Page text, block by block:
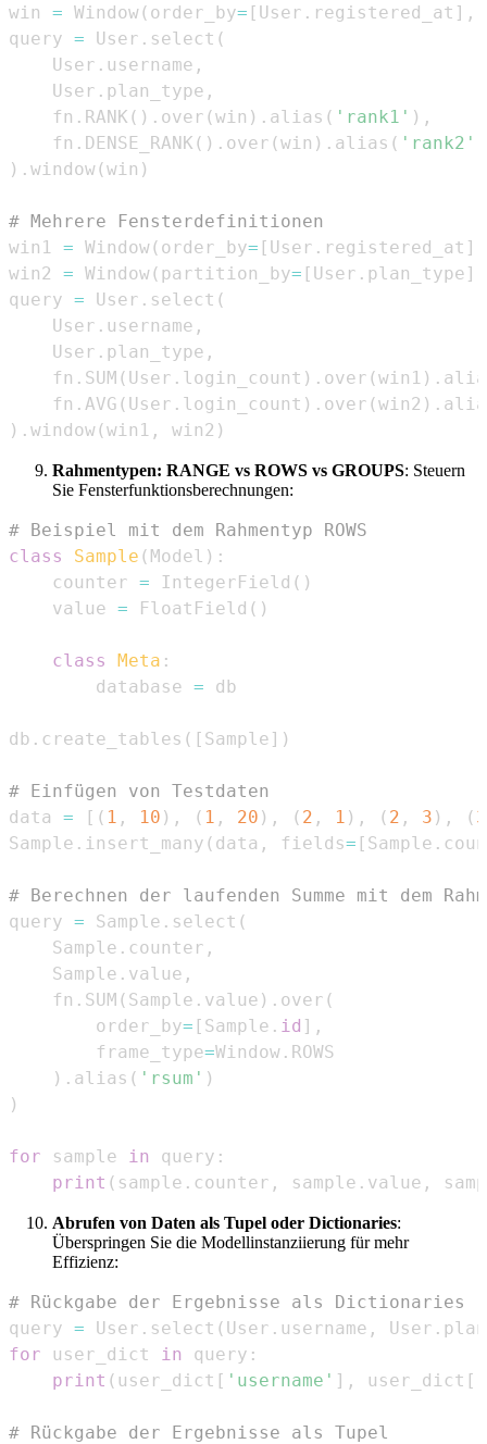
win = Window( order_by= [ User . registered_at ] ,
query = User . select (
    User
. username ,
    User
. plan_type ,
    fn
. RANK ( ) . over (win ) . alias ( 'rank1' ) ,
    fn
. DENSE_RANK ( ) . over (win ) . alias ( 'rank2'
) . window(win )
# Mehrere Fensterdefinitionen
win1 = Window( order_by= [ User . registered_at ]
win2 = Window( partition_by= [ User . plan_type ]
query = User . select (
    User
. username ,
    User
. plan_type ,
    fn
. SUM ( User . login_count ) . over (win1 ) .
    fn
. AVG ( User . login_count ) . over (win2 ) .
) . window(win1 , win2 )
Rahmentypen: RANGE vs ROWS vs GROUPS: Steuern
Sie Fensterfunktionsberechnungen:
# Beispiel mit dem Rahmentyp ROWS
class
Sample ( Model ) :
    counter
= IntegerField ( )
    value
= FloatField ( )
class Meta :
        database
=
db . create_tables ( [ Sample ] )
# Einfügen von Testdaten
data = [ ( 1 , 10 ) , ( 1 , 20 ) , ( 2 , 1 ) , ( 2 , 3 ) , ( 3
Sample . insert_many ( data , fields= [ Sample .
# Berechnen der laufenden Summe mit dem
query = Sample . select (
    Sample
. counter ,
    Sample
. value ,
    fn
. SUM ( Sample . value ) . over (
        order_by
= [ Sample . id ] ,
        frame_type
=Window .
) . alias ( 'rsum' )
)
for sample in query :
print ( sample . counter , sample . value ,
Abrufen von Daten als Tupel oder Dictionaries:
Überspringen Sie die Modellinstanziierung für mehr
Effizienz:
# Rückgabe der Ergebnisse als Dictionaries
query = User . select ( User . username , User .
for user_dict in query :
print ( user_dict [ 'username' ] , user_dict [
# Rückgabe der Ergebnisse als Tupel